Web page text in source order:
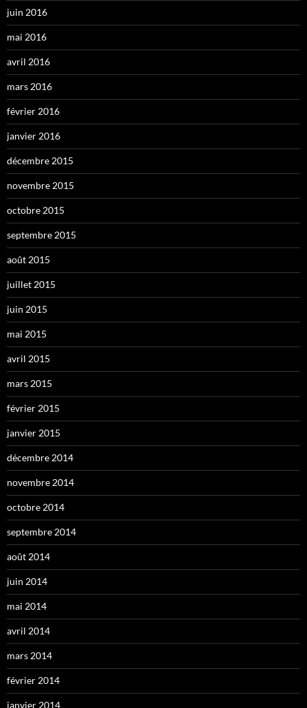
juin 2016
mai 2016
avril 2016
mars 2016
février 2016
janvier 2016
décembre 2015
novembre 2015
octobre 2015
septembre 2015
août 2015
juillet 2015
juin 2015
mai 2015
avril 2015
mars 2015
février 2015
janvier 2015
décembre 2014
novembre 2014
octobre 2014
septembre 2014
août 2014
juin 2014
mai 2014
avril 2014
mars 2014
février 2014
janvier 2014